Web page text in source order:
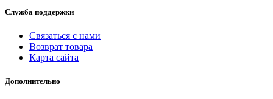
Служба поддержки
Связаться с нами
Возврат товара
Карта сайта
Дополнительно